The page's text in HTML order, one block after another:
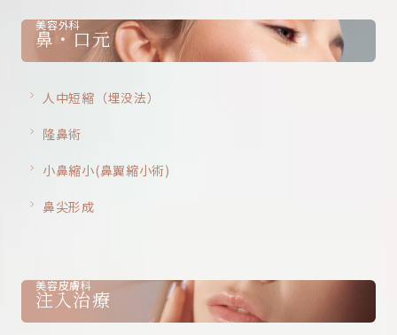
美容外科
鼻・口元
人中短縮（埋没法）
隆鼻術
小鼻縮小(鼻翼縮小術)
鼻尖形成
美容皮膚科
注入治療